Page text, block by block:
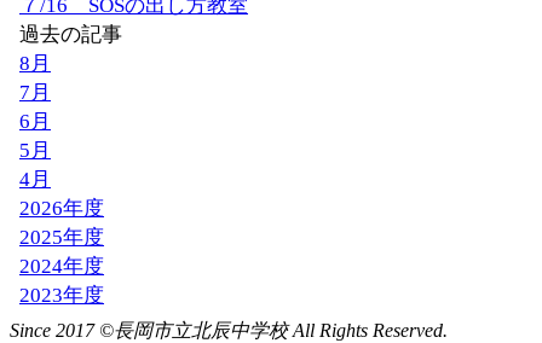
Since 2017 ©長岡市立北辰中学校 All Rights Reserved.